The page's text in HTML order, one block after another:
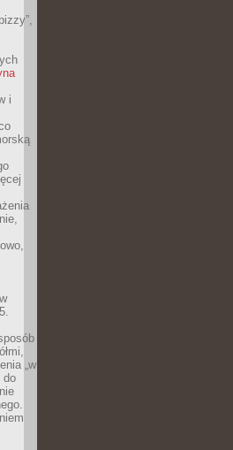
i
„w
do